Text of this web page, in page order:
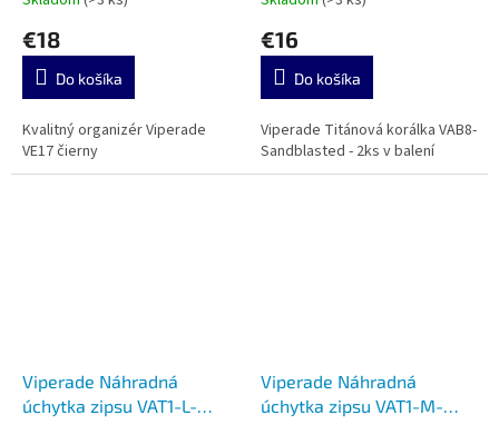
€18
Do košíka
Kvalitný organizér Viperade
VE17 čierny
€16
Do košíka
Viperade Titánová korálka VAB8-
Sandblasted - 2ks v balení
Viperade Náhradná
úchytka zipsu VAT1-L-
Viperade Náhradná
úchytka zipsu VAT1-M-